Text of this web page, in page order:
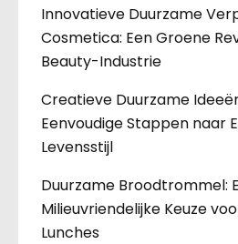
Innovatieve Duurzame
Cosmetica: Een Groene
Beauty-Industrie
Creatieve Duurzame
Eenvoudige Stappen naar
Levensstijl
Duurzame Broodtrommel:
Milieuvriendelijke Keuze
Lunches